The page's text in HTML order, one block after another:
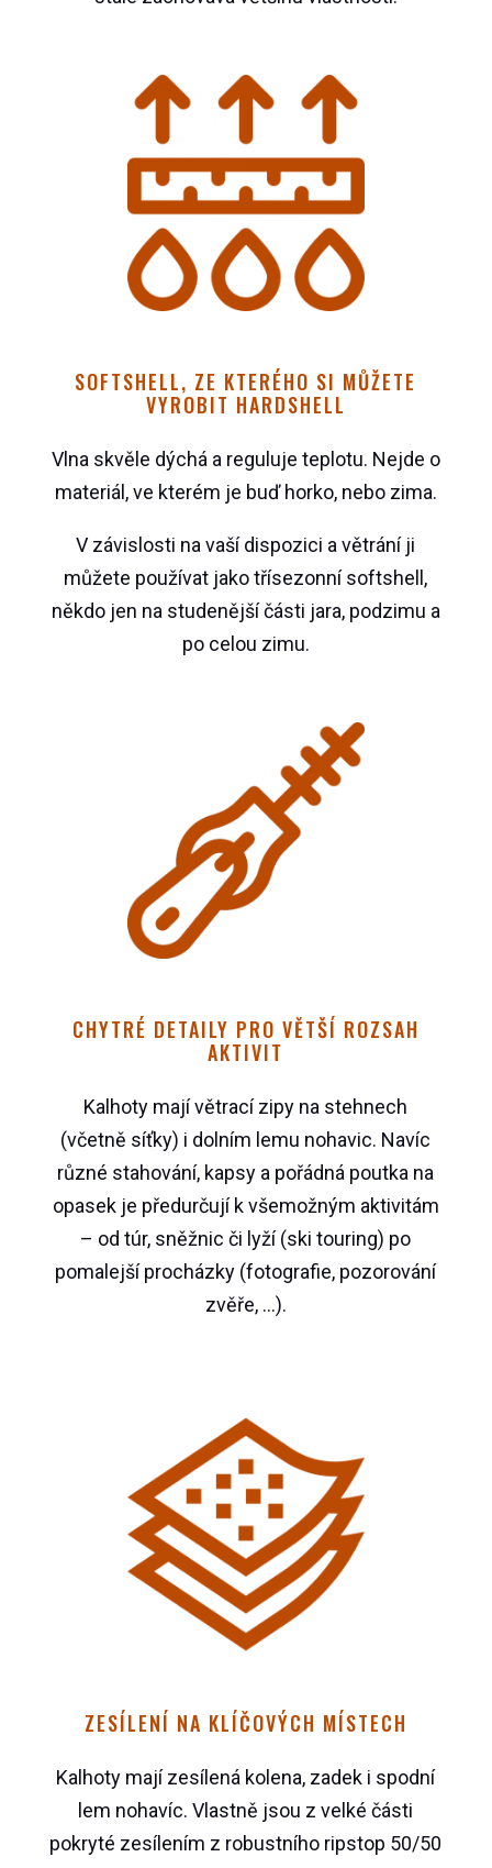
SOFTSHELL, ZE KTERÉHO SI MŮŽETE
VYROBIT HARDSHELL
Vlna skvěle dýchá a reguluje teplotu. Nejde o
materiál, ve kterém je buď horko, nebo zima.
V závislosti na vaší dispozici a větrání ji
můžete používat jako třísezonní softshell,
někdo jen na studenější části jara, podzimu a
po celou zimu.
CHYTRÉ DETAILY PRO VĚTŠÍ ROZSAH
AKTIVIT
Kalhoty mají větrací zipy na stehnech
(včetně síťky) i dolním lemu nohavic. Navíc
různé stahování, kapsy a pořádná poutka na
opasek je předurčují k všemožným aktivitám
– od túr, sněžnic či lyží (ski touring) po
pomalejší procházky (fotografie, pozorování
zvěře, …).
ZESÍLENÍ NA KLÍČOVÝCH MÍSTECH
Kalhoty mají zesílená kolena, zadek i spodní
lem nohavíc. Vlastně jsou z velké části
pokryté zesílením z robustního ripstop 50/50